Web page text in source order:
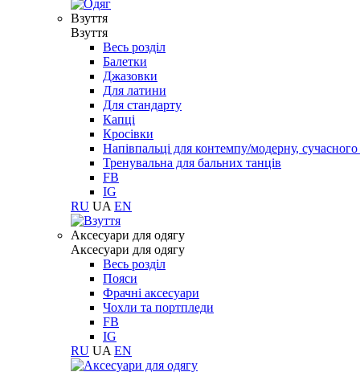
Взуття
Взуття
Весь розділ
Балетки
Джазовки
Для латини
Для стандарту
Капці
Кросівки
Напівпальці для контемпу/модерну,
Тренувальна для бальних танців
FB
IG
RU UA EN
Aксесуари для одягу
Aксесуари для одягу
Весь розділ
Пояси
Фрачні аксесуари
Чохли та портпледи
FB
IG
RU UA EN